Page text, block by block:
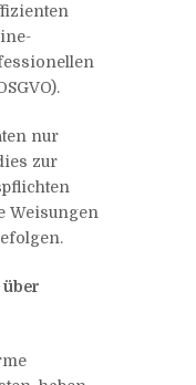
nur
zur
Weisungen
über